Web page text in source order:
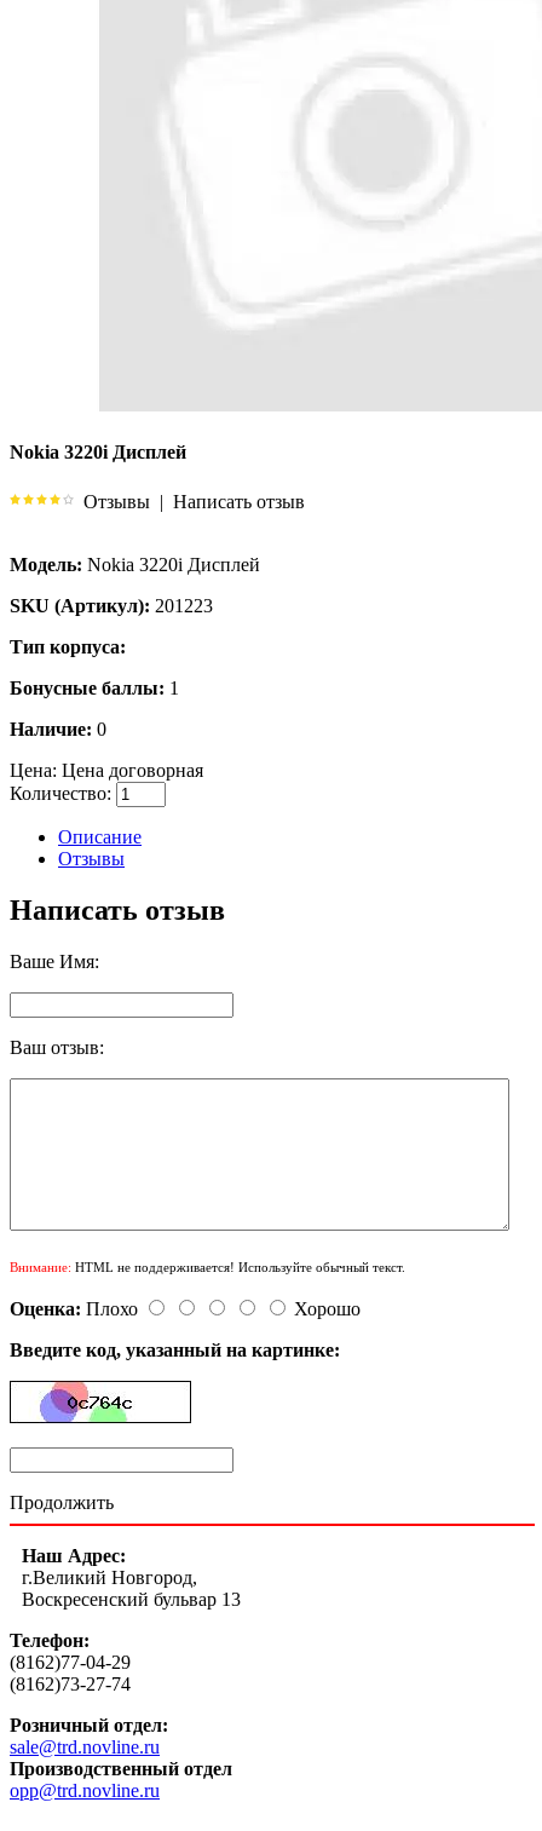
Nokia 3220i Дисплей
Отзывы | Написать отзыв
Модель: Nokia 3220i Дисплей
SKU (Артикул): 201223
Тип корпуса:
Бонусные баллы: 1
Наличие: 0
Цена: Цена договорная
Количество:
Описание
Отзывы
Написать отзыв
Ваше Имя:
Ваш отзыв:
Внимание: HTML не поддерживается! Используйте обычный текст.
Оценка: Плохо
Хорошо
Введите код, указанный на картинке:
Продолжить
Наш Адрес:
г.Великий Новгород,
Воскресенский бульвар 13
Телефон:
(8162)77-04-29
(8162)73-27-74
Розничный отдел:
sale@trd.novline.ru
Производственный отдел
opp@trd.novline.ru